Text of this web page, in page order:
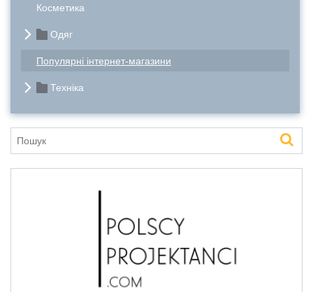
Косметика
Одяг
Популярні інтернет-магазини
Техніка